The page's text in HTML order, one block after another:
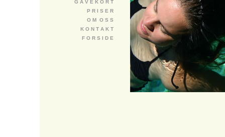
G A V E K O R T
P R I S E R
O M O S S
K O N T A K T
F O R S I D E